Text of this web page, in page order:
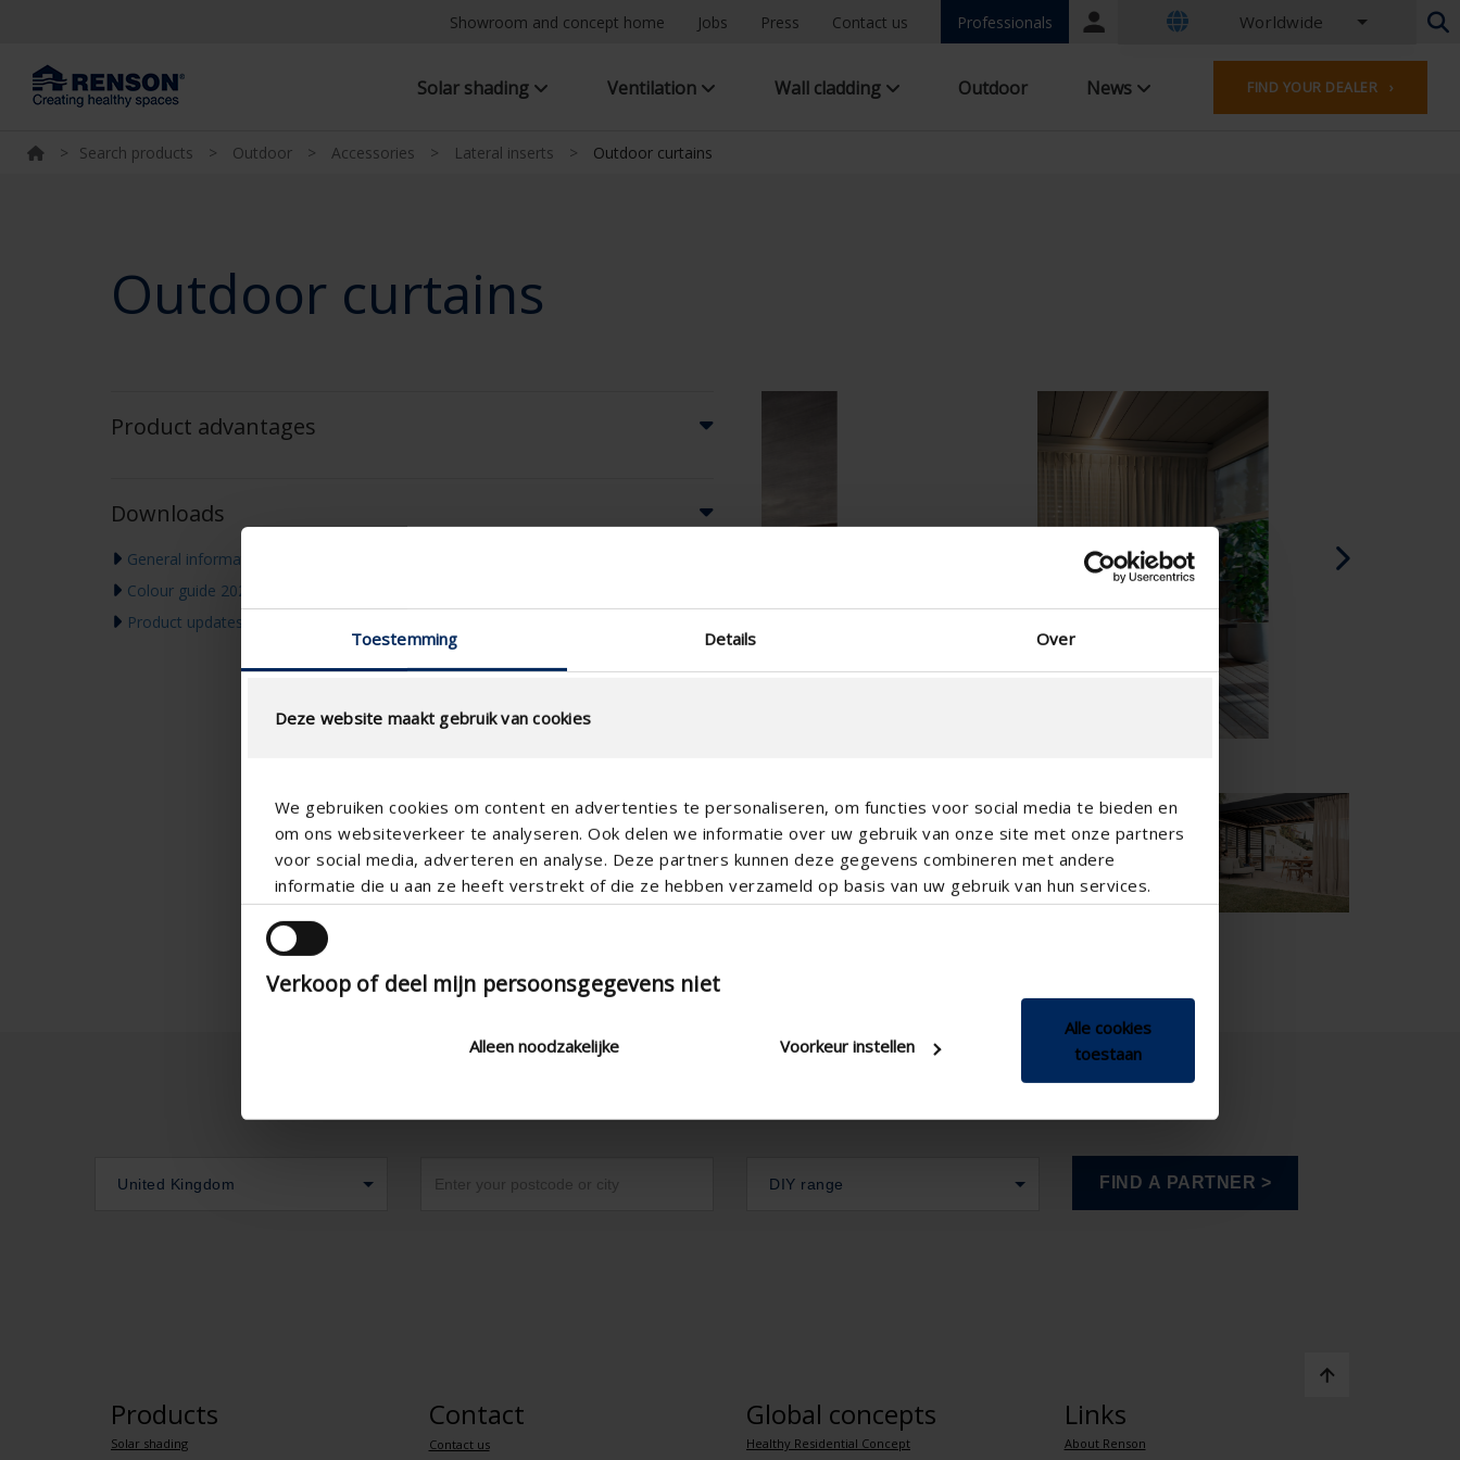
Toestemming Details Over
Deze website maakt gebruik van cookies
We gebruiken cookies om content en advertenties te personaliseren, om functies voor social media te bieden en
om ons websiteverkeer te analyseren. Ook delen we informatie over uw gebruik van onze site met onze partners
voor social media, adverteren en analyse. Deze partners kunnen deze gegevens combineren met andere
informatie die u aan ze heeft verstrekt of die ze hebben verzameld op basis van uw gebruik van hun services.
Verkoop of deel mijn persoonsgegevens niet
Alleen noodzakelijke Voorkeur instellen
Alle cookies
toestaan
Showroom and concept home Jobs Press Contact us Professionals
Portal
Worldwide
Dutch - Belgium
French - Belgium
Dutch - Netherlands
Czech - Czech Republic
Italian - Italy
Polish - Poland
Danish - Denmark
Norwegian - Norway
Swedish - Sweden
English - Ireland
Middle East
Russian - Russia
Chinese - China
Solar shading Ventilation Wall cladding Outdoor News FIND YOUR DEALER ›
> Search products > Outdoor > Accessories > Lateral inserts > Outdoor curtains
Outdoor curtains
Product advantages
Downloads
General information & warranty
Colour guide 2026
Product updates & Communication
United Kingdom DIY range
Products
Solar shading
Contact
Contact us
Global concepts
Healthy Residential Concept
Links
About Renson